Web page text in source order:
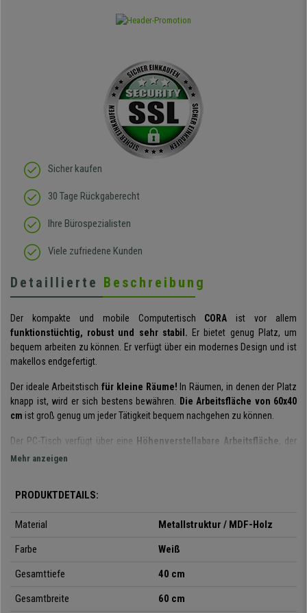
Sicher kaufen
30 Tage Rückgaberecht
Ihre Bürospezialisten
Viele zufriedene Kunden
Detaillierte Beschreibung
Der kompakte und mobile Computertisch CORAist vor allem
funktionstüchtig, robust und sehr stabil. Er bietet genug Platz, um
bequem arbeiten zu können. Er verfügt über ein modernes Design und ist
makellos endgefertigt.
Der ideale Arbeitstisch für kleine Räume! In Räumen, in denen der Platz
knapp ist, wird er sich bestens bewähren. Die Arbeitsfläche von 60x40
cm ist groß genug um jeder Tätigkeit bequem nachgehen zu können.
Der PC-Tisch verfügt über eine Höhenverstellabare Arbeitsfläche , der
auf Metallschienen leichtgleitend und geschmeidig hoch- und
untergebracht werden.
Die Herstellungsmaterialien sind allesamt hochwertig. Die Kombination
robust und stabil mit einer Belastbarkeit von 20 Kilo.
Die vier fahrbaren und leichtgängigen Rollen
des Tisches.
habenaußerdem auch noch
Mehr anzeigen
PRODUKTDETAILS:
Material
Metallstruktur / MDF-Holz
Farbe
Weiß
Gesamttiefe
40 cm
Gesamtbreite
60 cm